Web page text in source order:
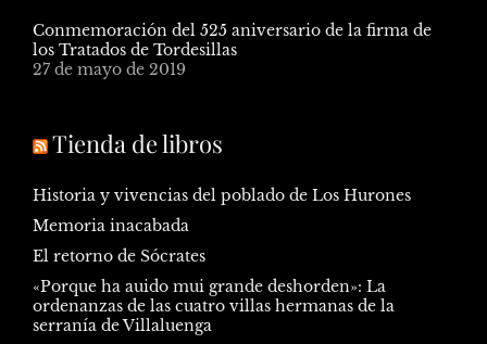
Conmemoración del 525 aniversario de la firma de
los Tratados de Tordesillas
27 de mayo de 2019
Tienda de libros
Historia y vivencias del poblado de Los Hurones
Memoria inacabada
El retorno de Sócrates
«Porque ha auido mui grande deshorden»: La
ordenanzas de las cuatro villas hermanas de la
serranía de Villaluenga